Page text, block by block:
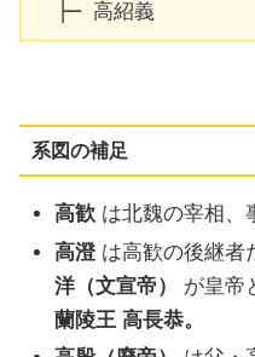
系図の補足
高歓 は北魏の宰相、
高澄 は高歓の後継
洋（文宣帝）
が皇帝
蘭陵王 高長恭。